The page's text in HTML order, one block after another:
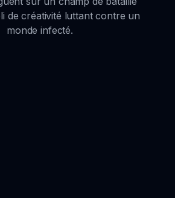
de créativité luttant contre un
monde infecté.